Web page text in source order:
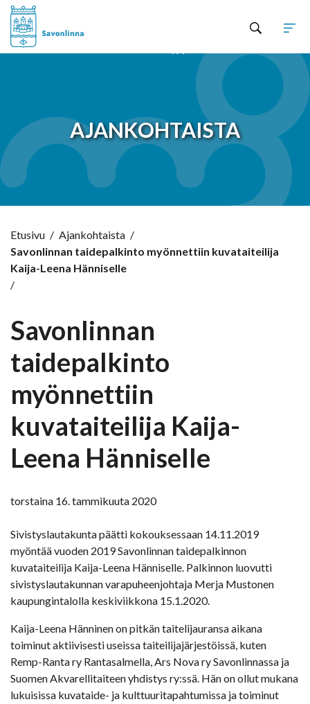
AJANKOHTAISTA
Etusivu / Ajankohtaista /
Savonlinnan taidepalkinto myönnettiin kuvataiteilija
Kaija-Leena Hänniselle
/
Savonlinnan
taidepalkinto
myönnettiin
kuvataiteilija Kaija-
Leena Hänniselle
torstaina 16. tammikuuta 2020
Sivistyslautakunta päätti kokouksessaan 14.11.2019
myöntää vuoden 2019 Savonlinnan taidepalkinnon
kuvataiteilija Kaija-Leena Hänniselle. Palkinnon luovutti
sivistyslautakunnan varapuheenjohtaja Merja Mustonen
kaupungintalolla keskiviikkona 15.1.2020.
Kaija-Leena Hänninen on pitkän taitelijauransa aikana
toiminut aktiivisesti useissa taiteilijajärjestöissä, kuten
Remp-Ranta ry Rantasalmella, Ars Nova ry Savonlinnassa ja
Suomen Akvarellitaiteen yhdistys ry:ssä. Hän on ollut mukana
lukuisissa kuvataide- ja kulttuuritapahtumissa ja toiminut